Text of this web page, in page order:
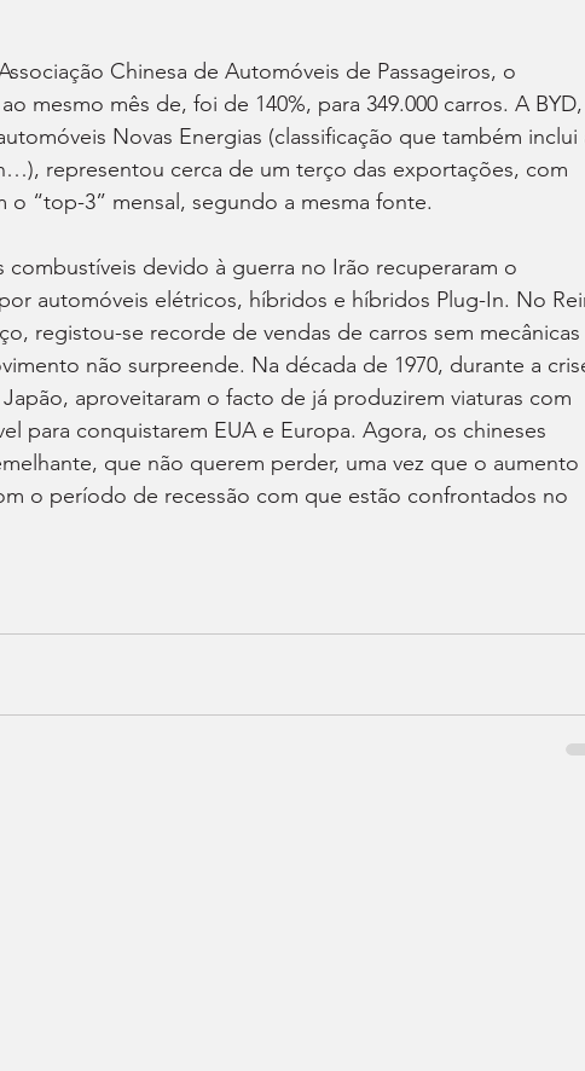
Chinesa de Automóveis de Passageiros, o
mesmo mês de, foi de 140%, para 349.000 carros. A BYD,
Novas Energias (classificação que também inclui
representou cerca de um terço das exportações, com
o “top-3” mensal, segundo a mesma fonte.
devido à guerra no Irão recuperaram o
automóveis elétricos, híbridos e híbridos Plug-In. No
registou-se recorde de vendas de carros sem mecânicas
não surpreende. Na década de 1970, durante a
aproveitaram o facto de já produzirem viaturas com
para conquistarem EUA e Europa. Agora, os chineses
que não querem perder, uma vez que o aumento
o período de recessão com que estão confrontados no